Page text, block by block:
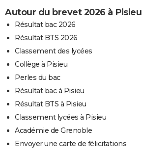
Autour du brevet 2026 à Pisieu
Résultat bac 2026
Résultat BTS 2026
Classement des lycées
Collège à Pisieu
Perles du bac
Résultat bac à Pisieu
Résultat BTS à Pisieu
Classement lycées à Pisieu
Académie de Grenoble
Envoyer une carte de félicitations